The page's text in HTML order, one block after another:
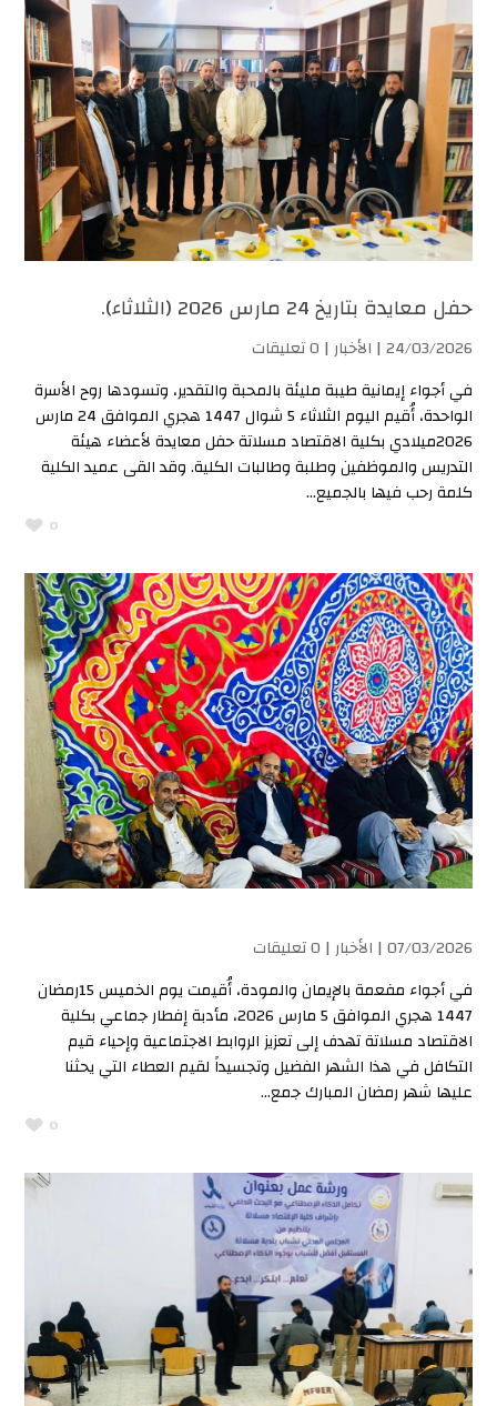
حفل معايدة بتاريخ 24 مارس 2026 (الثلاثاء).
24/03/2026 | الأخبار | 0 تعليقات
في أجواء إيمانية طيبة مليئة بالمحبة والتقدير، وتسودها روح الأسرة
الواحدة، أُقيم اليوم الثلاثاء 5 شوال 1447 هجري الموافق 24 مارس
2026ميلادي بكلية الاقتصاد مسلاتة حفل معايدة لأعضاء هيئة
التدريس والموظفين وطلبة وطالبات الكلية. وقد القى عميد الكلية
كلمة رحب فيها بالجميع...
0
07/03/2026 | الأخبار | 0 تعليقات
في أجواء مفعمة بالإيمان والمودة، أُقيمت يوم الخميس 15رمضان
1447 هجري الموافق 5 مارس 2026، مأدبة إفطار جماعي بكلية
الاقتصاد مسلاتة تهدف إلى تعزيز الروابط الاجتماعية وإحياء قيم
التكافل في هذا الشهر الفضيل وتجسيداً لقيم العطاء التي يحثنا
عليها شهر رمضان المبارك جمع...
0